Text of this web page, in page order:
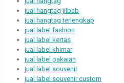
jual hangtag jilbab
jual hangtag terlengkap
jual label fashion
jual label kertas
jual label khimar
jual label pakaian
jual label souvenir
jual label souvenir custom